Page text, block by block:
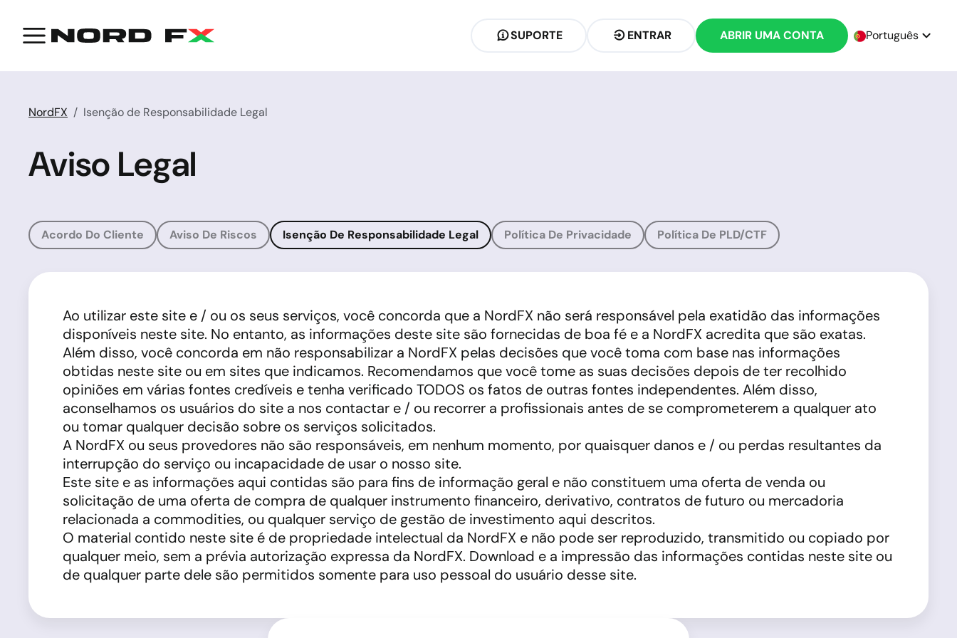
SUPORTE ENTRAR ABRIR UMA CONTA Português
NordFX Isenção de Responsabilidade Legal
Aviso Legal
Acordo Do Cliente Aviso De Riscos Isenção De Responsabilidade Legal Política De Privacidade Política De PLD/CTF
Ao utilizar este site e / ou os seus serviços, você concorda que a NordFX não será responsável pela exatidão das informações
disponíveis neste site. No entanto, as informações deste site são fornecidas de boa fé e a NordFX acredita que são exatas.
Além disso, você concorda em não responsabilizar a NordFX pelas decisões que você toma com base nas informações
obtidas neste site ou em sites que indicamos. Recomendamos que você tome as suas decisões depois de ter recolhido
opiniões em várias fontes credíveis e tenha verificado TODOS os fatos de outras fontes independentes. Além disso,
aconselhamos os usuários do site a nos contactar e / ou recorrer a profissionais antes de se comprometerem a qualquer ato
ou tomar qualquer decisão sobre os serviços solicitados.
A NordFX ou seus provedores não são responsáveis, em nenhum momento, por quaisquer danos e / ou perdas resultantes da
interrupção do serviço ou incapacidade de usar o nosso site.
Este site e as informações aqui contidas são para fins de informação geral e não constituem uma oferta de venda ou
solicitação de uma oferta de compra de qualquer instrumento financeiro, derivativo, contratos de futuro ou mercadoria
relacionada a commodities, ou qualquer serviço de gestão de investimento aqui descritos.
O material contido neste site é de propriedade intelectual da NordFX e não pode ser reproduzido, transmitido ou copiado por
qualquer meio, sem a prévia autorização expressa da NordFX. Download e a impressão das informações contidas neste site ou
de qualquer parte dele são permitidos somente para uso pessoal do usuário desse site.